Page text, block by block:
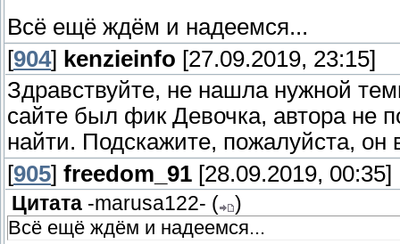
Всё ещё ждём и надеемся...
[904] kenzieinfo [27.09.2019, 23:15]
Здравствуйте, не нашла нужной
сайте был фик Девочка, автора не
найти. Подскажите, пожалуйста,
[905] freedom_91 [28.09.2019, 00:35]
Цитата -marusa122- (
)
Всё ещё ждём и надеемся...